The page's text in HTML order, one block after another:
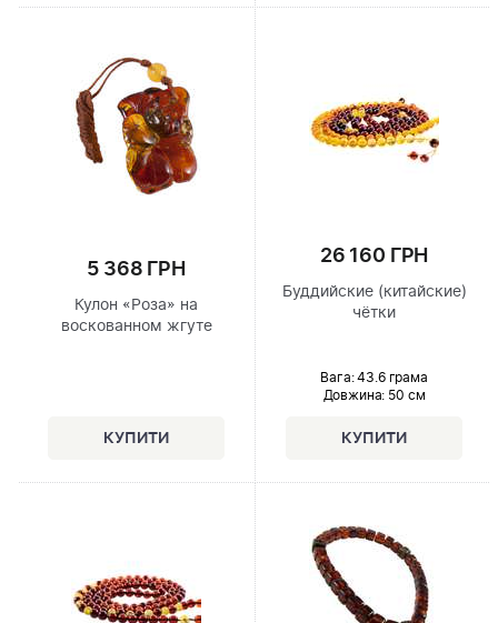
5 368 ГРН
Кулон «Роза» на
воскованном жгуте
26 160 ГРН
Буддийские (китайские)
чётки
Вага: 43.6 грама
Довжина: 50 см